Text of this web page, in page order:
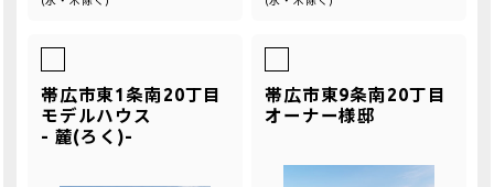
帯広市東1条南20丁目
モデルハウス
- 麓(ろく)-
帯広市東9条南20丁目
オーナー様邸